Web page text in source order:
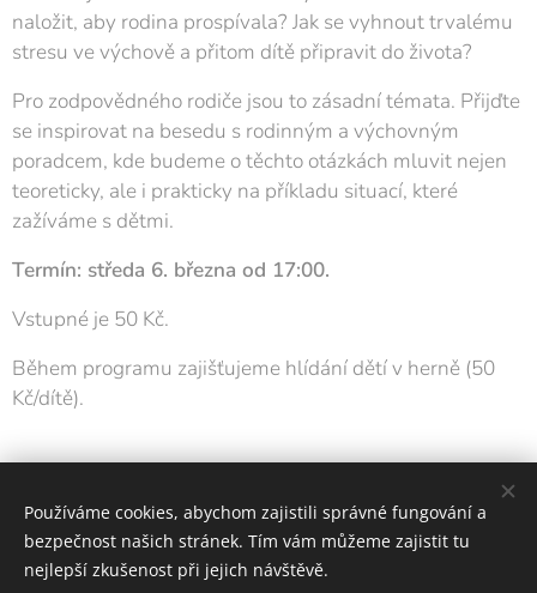
naložit, aby rodina prospívala? Jak se vyhnout trvalému
stresu ve výchově a přitom dítě připravit do života?
Pro zodpovědného rodiče jsou to zásadní témata. Přijďte
se inspirovat na besedu s rodinným a výchovným
poradcem, kde budeme o těchto otázkách mluvit nejen
teoreticky, ale i prakticky na příkladu situací, které
zažíváme s dětmi.
Termín: středa 6. března od 17:00.
Vstupné je 50 Kč.
Během programu zajišťujeme hlídání dětí v herně (50
Kč/dítě).
Používáme cookies, abychom zajistili správné fungování a
bezpečnost našich stránek. Tím vám můžeme zajistit tu
nejlepší zkušenost při jejich návštěvě.